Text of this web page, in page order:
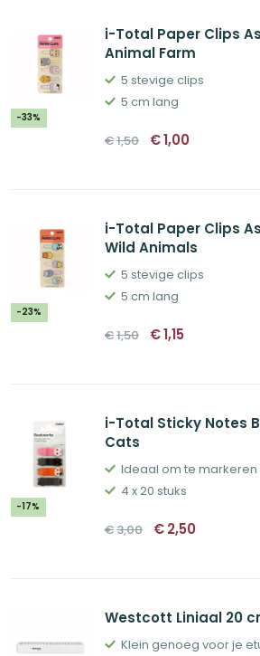
-33%
i-Total Paper Clips
Animal Farm
5 stevige clips
5 cm lang
€1,50 Oorspronkelijke
prijs
€1,00
-23%
i-Total Paper Clips
Wild Animals
5 stevige clips
5 cm lang
€1,50 Oorspronkelijke
prijs
€1,15
-17%
i-Total Sticky Notes
Cats
Ideaal om te markeren
4 x 20 stuks
€3,00 Oorspronkelijke
prijs
€2,50
Westcott Liniaal 20
Klein genoeg voor je